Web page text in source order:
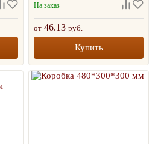
На заказ
от 46.13руб.
Купить